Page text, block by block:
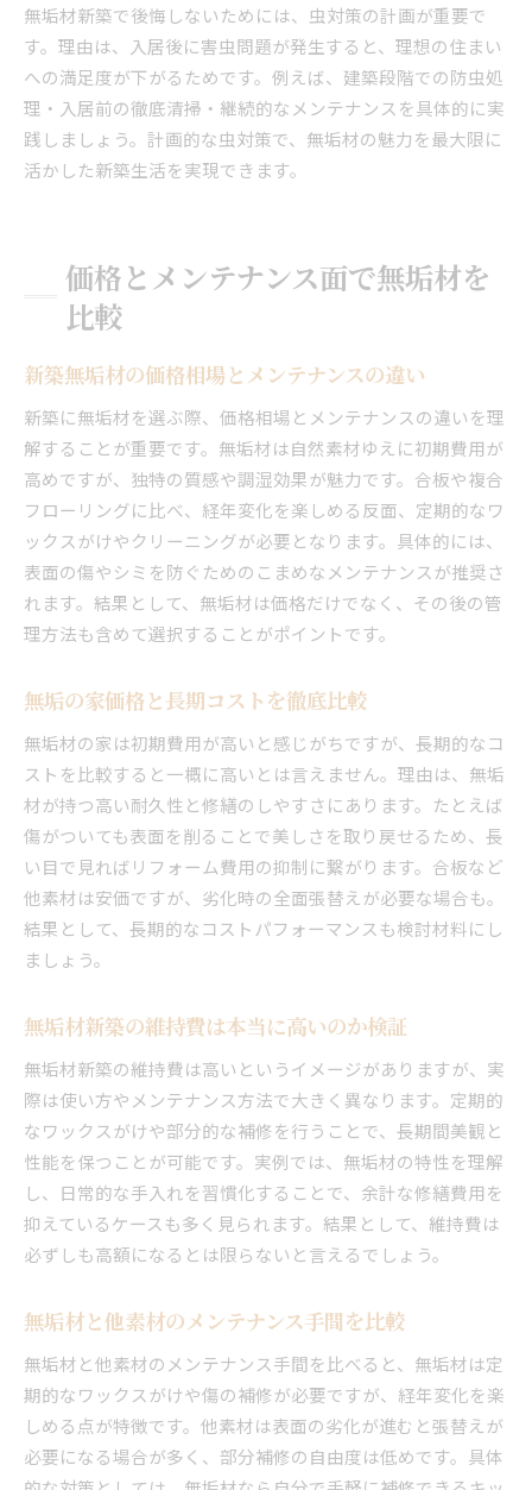
無垢材新築で後悔しないためには、虫対策の計画が重要で
す。理由は、入居後に害虫問題が発生すると、理想の住まい
への満足度が下がるためです。例えば、建築段階での防虫処
理・入居前の徹底清掃・継続的なメンテナンスを具体的に実
践しましょう。計画的な虫対策で、無垢材の魅力を最大限に
活かした新築生活を実現できます。
価格とメンテナンス面で無垢材を
比較
新築無垢材の価格相場とメンテナンスの違い
新築に無垢材を選ぶ際、価格相場とメンテナンスの違いを理
解することが重要です。無垢材は自然素材ゆえに初期費用が
高めですが、独特の質感や調湿効果が魅力です。合板や複合
フローリングに比べ、経年変化を楽しめる反面、定期的なワ
ックスがけやクリーニングが必要となります。具体的には、
表面の傷やシミを防ぐためのこまめなメンテナンスが推奨さ
れます。結果として、無垢材は価格だけでなく、その後の管
理方法も含めて選択することがポイントです。
無垢の家価格と長期コストを徹底比較
無垢材の家は初期費用が高いと感じがちですが、長期的なコ
ストを比較すると一概に高いとは言えません。理由は、無垢
材が持つ高い耐久性と修繕のしやすさにあります。たとえば
傷がついても表面を削ることで美しさを取り戻せるため、長
い目で見ればリフォーム費用の抑制に繋がります。合板など
他素材は安価ですが、劣化時の全面張替えが必要な場合も。
結果として、長期的なコストパフォーマンスも検討材料にし
ましょう。
無垢材新築の維持費は本当に高いのか検証
無垢材新築の維持費は高いというイメージがありますが、実
際は使い方やメンテナンス方法で大きく異なります。定期的
なワックスがけや部分的な補修を行うことで、長期間美観と
性能を保つことが可能です。実例では、無垢材の特性を理解
し、日常的な手入れを習慣化することで、余計な修繕費用を
抑えているケースも多く見られます。結果として、維持費は
必ずしも高額になるとは限らないと言えるでしょう。
無垢材と他素材のメンテナンス手間を比較
無垢材と他素材のメンテナンス手間を比べると、無垢材は定
期的なワックスがけや傷の補修が必要ですが、経年変化を楽
しめる点が特徴です。他素材は表面の劣化が進むと張替えが
必要になる場合が多く、部分補修の自由度は低めです。具体